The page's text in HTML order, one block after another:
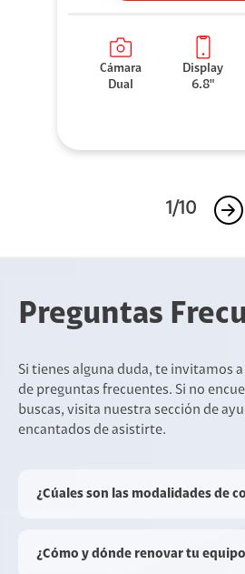
Cámara
Dual
Display
6.8"
1/10
Preguntas
Si tienes alguna duda, te invitamos
de preguntas frecuentes. Si no
buscas, visita nuestra sección de
encantados de asistirte.
¿Cúales son las modalidades de
¿Cómo y dónde renovar tu